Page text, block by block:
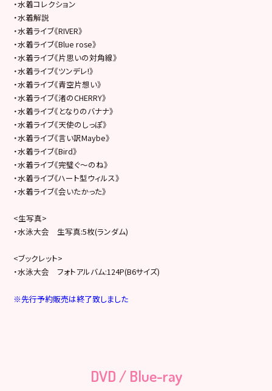
・水着コレクション
・水着解説
・水着ライブ《RIVER》
・水着ライブ《Blue rose》
・水着ライブ《片思いの対角線》
・水着ライブ《ツンデレ!》
・水着ライブ《青空片想い》
・水着ライブ《渚のCHERRY》
・水着ライブ《となりのバナナ》
・水着ライブ《天使のしっぽ》
・水着ライブ《言い訳Maybe》
・水着ライブ《Bird》
・水着ライブ《完璧ぐ～のね》
・水着ライブ《ハート型ウィルス》
・水着ライブ《会いたかった》
<生写真>
・水泳大会 生写真:5枚(ランダム)
<ブックレット>
・水泳大会 フォトアルバム:124P(B6サイズ)
※先行予約販売は終了致しました
DVD / Blue-ray